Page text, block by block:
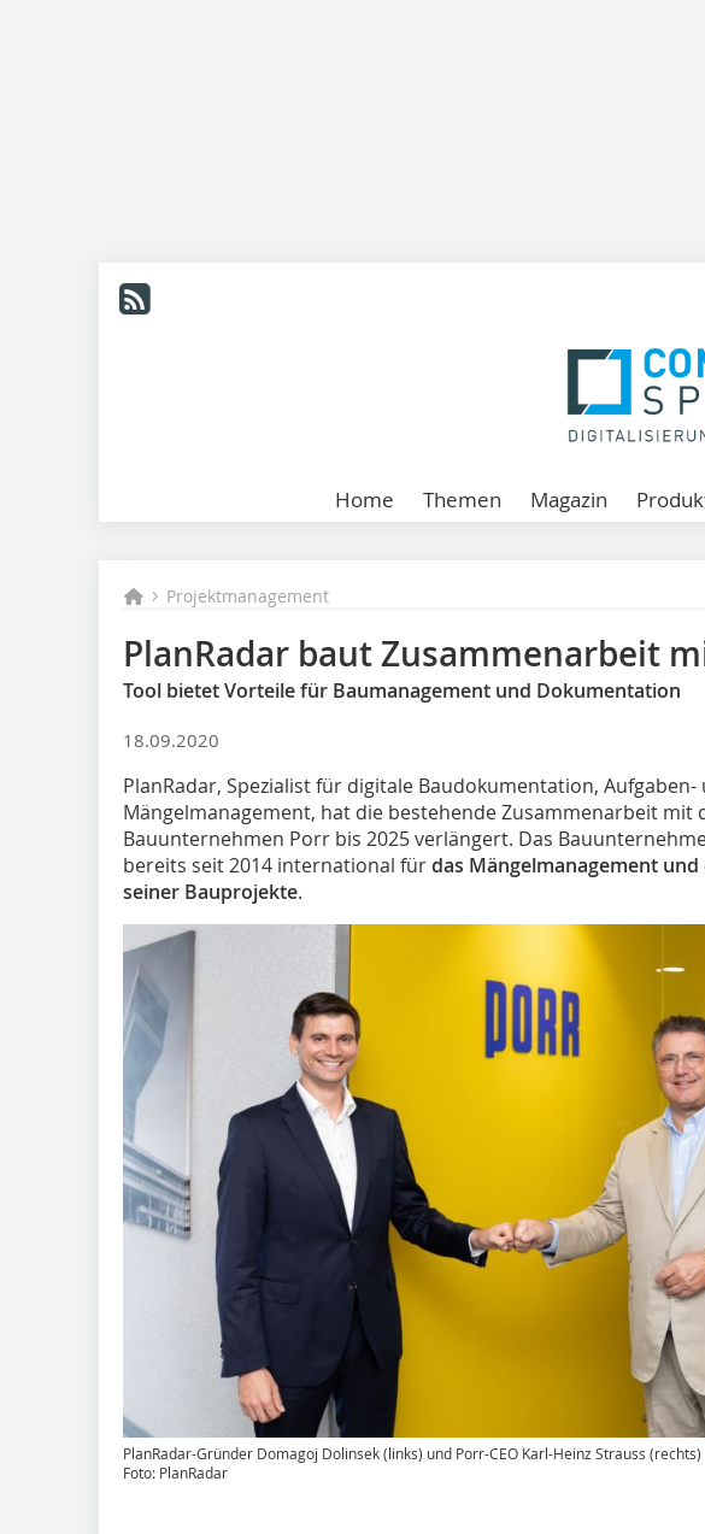
Home Themen Magazin
Projektmanagement
PlanRadar baut Zusammenarbeit
Tool bietet Vorteile für Baumanagement und Dokumentation
18.09.2020
PlanRadar, Spezialist für digitale Baudokumentation, Aufgaben-
Mängelmanagement, hat die bestehende Zusammenarbeit mit
Bauunternehmen Porr bis 2025 verlängert. Das
bereits seit 2014 international fürdas Mängelmanagement
seiner Bauprojekte.
PlanRadar-Gründer Domagoj Dolinsek (links) und Porr-CEO Karl-Heinz Strauss (rechts)
Foto: PlanRadar